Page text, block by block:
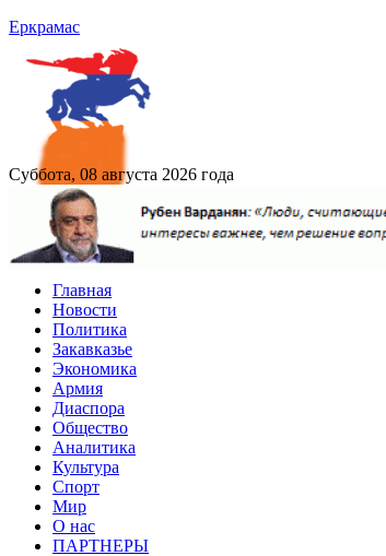
Еркрамас
Суббота, 08 августа 2026 года
Главная
Новости
Политика
Закавказье
Экономика
Армия
Диаспора
Общество
Аналитика
Культура
Спорт
Мир
О нас
ПАРТНЕРЫ